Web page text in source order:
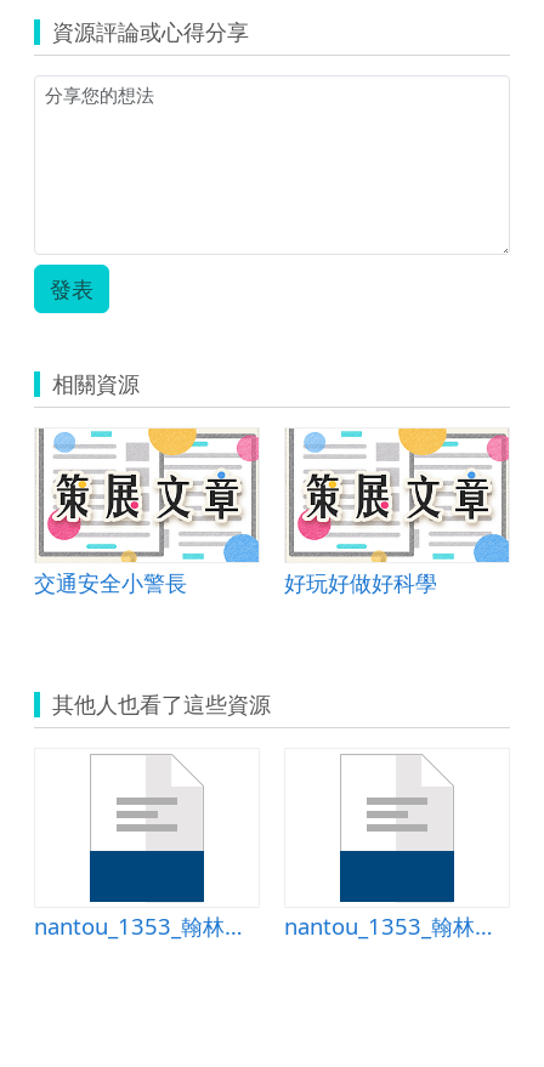
資源評論或心得分享
發表
相關資源
交通安全小警長 好玩好做好科學
其他人也看了這些資源
nantou_1353_翰林第四冊第九單元認識分數學習單 nantou_1353_翰林第四冊第九單元認識分數學習單